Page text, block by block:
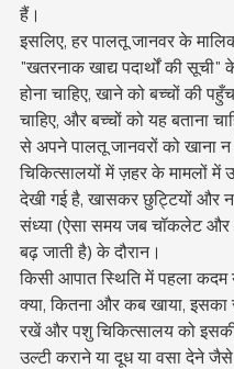
हैं।
इसलिए, हर पालतू जानवर के
"खतरनाक खाद्य पदार्थों की सूची"
होना चाहिए, खाने को बच्चों की
चाहिए, और बच्चों को यह बताना
से अपने पालतू जानवरों को खाना
चिकित्सालयों में ज़हर के मामलों में
देखी गई है, खासकर छुट्टियों और
संध्या (ऐसा समय जब चॉकलेट
बढ़ जाती है) के दौरान।
किसी आपात स्थिति में पहला
क्या, कितना और कब खाया, इसका
रखें और पशु चिकित्सालय को
उल्टी कराने या दूध या वसा देने जैसे